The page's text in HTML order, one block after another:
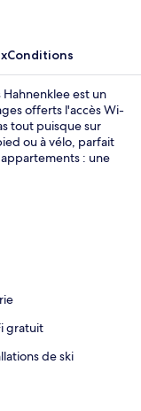
Conditions
Hahnenklee est un
offerts l'accès Wi-
tout puisque sur
ou à vélo, parfait
: une
gratuit
de ski